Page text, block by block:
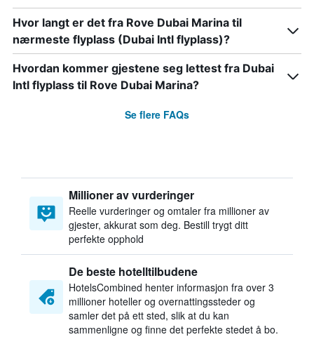
Hvor langt er det fra Rove Dubai Marina til
nærmeste flyplass (Dubai Intl flyplass)?
Hvordan kommer gjestene seg lettest fra Dubai
Intl flyplass til Rove Dubai Marina?
Se flere FAQs
Millioner av vurderinger
Reelle vurderinger og omtaler fra millioner av
gjester, akkurat som deg. Bestill trygt ditt
perfekte opphold
De beste hotelltilbudene
HotelsCombined henter informasjon fra over 3
millioner hoteller og overnattingssteder og
samler det på ett sted, slik at du kan
sammenligne og finne det perfekte stedet å bo.